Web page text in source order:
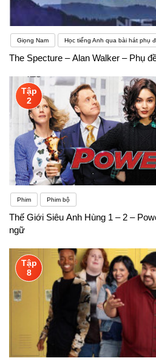
Giọng Nam Học tiếng Anh qua bài hát phụ
The Specture – Alan Walker – Phụ
Tập
2
Phim Phim bộ
Thế Giới Siêu Anh Hùng 1 – 2 –
ngữ
Tập
8